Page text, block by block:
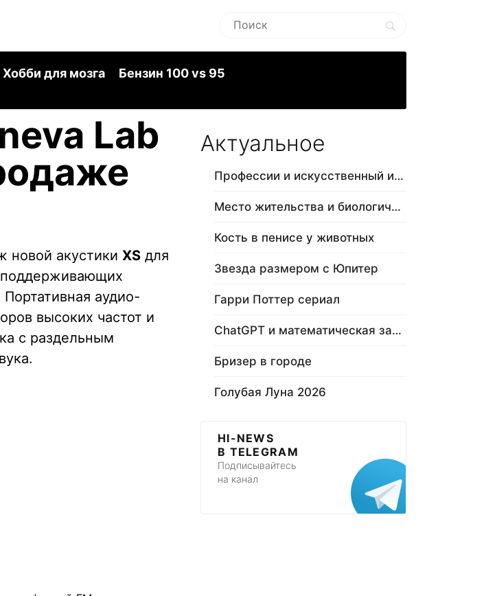
Хобби для мозга
Бензин 100 vs 95
Lab
новой акустики XS для
поддерживающих
аудио-
высоких частот и
с раздельным
Актуальное
Профессии и искусственный интеллект
Место жительства и биологический в…
Кость в пенисе у животных
Звезда размером с Юпитер
Гарри Поттер сериал
ChatGPT и математическая задача
Бризер в городе
Голубая Луна 2026
HI-NEWS
В TELEGRAM
Подписывайтесь
на канал